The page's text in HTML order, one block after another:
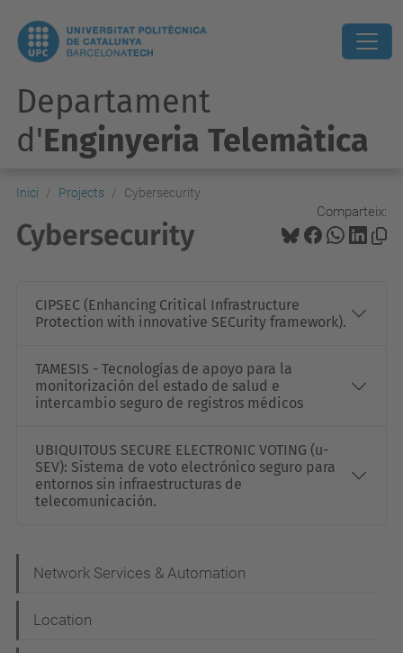
Departament
d'Enginyeria Telemàtica
Inici Projects Cybersecurity
Comparteix:
Cybersecurity
CIPSEC (Enhancing Critical Infrastructure
Protection with innovative SECurity framework).
TAMESIS - Tecnologías de apoyo para la
monitorización del estado de salud e
intercambio seguro de registros médicos
UBIQUITOUS SECURE ELECTRONIC VOTING (u-
SEV): Sistema de voto electrónico seguro para
entornos sin infraestructuras de
telecomunicación.
a
v
Network Services & Automation
Location